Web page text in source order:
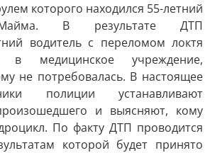
которого находился 55-летний
В результате ДТП
водитель с переломом локтя
в медицинское учреждение,
не потребовалась. В настоящее
полиции устанавливают
и выясняют, кому
По факту ДТП проводится
которой будет принято